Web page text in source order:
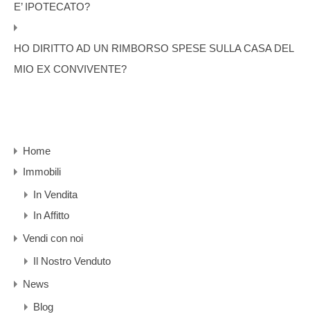
E’ IPOTECATO?
HO DIRITTO AD UN RIMBORSO SPESE SULLA CASA DEL
MIO EX CONVIVENTE?
Home
Immobili
In Vendita
In Affitto
Vendi con noi
Il Nostro Venduto
News
Blog